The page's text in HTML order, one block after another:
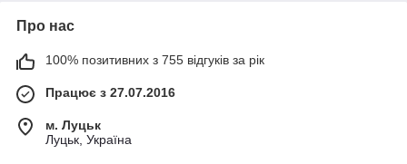
Про нас
100% позитивних з 755 відгуків за рік
Працює з 27.07.2016
м. Луцьк
Луцьк, Україна